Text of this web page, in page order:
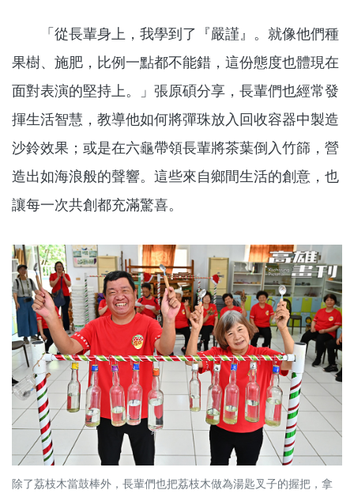
「從長輩身上，我學到了『嚴謹』。就像他們種
果樹、施肥，比例一點都不能錯，這份態度也體現在
面對表演的堅持上。」張原碩分享，長輩們也經常發
揮生活智慧，教導他如何將彈珠放入回收容器中製造
沙鈴效果；或是在六龜帶領長輩將茶葉倒入竹篩，營
造出如海浪般的聲響。這些來自鄉間生活的創意，也
讓每一次共創都充滿驚喜。
除了荔枝木當鼓棒外，長輩們也把荔枝木做為湯匙叉子的握把，拿